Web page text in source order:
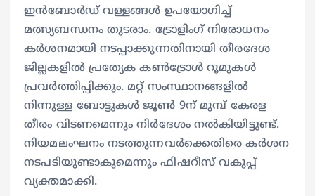
ഇൻബോർഡ് വള്ളങ്ങൾ ഉപയോഗിച്ച്
മത്സ്യബന്ധനം തുടരാം. ട്രോളിംഗ് നിരോധനം
കർശനമായി നടപ്പാക്കുന്നതിനായി തീരദേശ
ജില്ലകളിൽ പ്രത്യേക കൺട്രോൾ റൂമുകൾ
പ്രവർത്തിപ്പിക്കും. മറ്റ് സംസ്ഥാനങ്ങളിൽ
നിന്നുള്ള ബോട്ടുകൾ ജൂൺ 9ന് മുമ്പ് കേരള
തീരം വിടണമെന്നും നിർദേശം നൽകിയിട്ടുണ്ട്.
നിയമലംഘനം നടത്തുന്നവർക്കെതിരെ കർശന
നടപടിയുണ്ടാകുമെന്നും ഫിഷറീസ് വകുപ്പ്
വ്യക്തമാക്കി.